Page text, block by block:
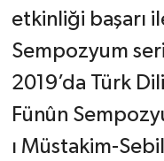
etkinliği başarı
Sempozyum
2019’da Türk
Fünûn
ı Müstakim-